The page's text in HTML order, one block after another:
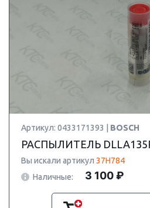
Артикул: 0433171393 | BOSCH
РАСПЫЛИТЕЛЬ
Вы искали артикул 37H784
Наличные:
3 100 ₽